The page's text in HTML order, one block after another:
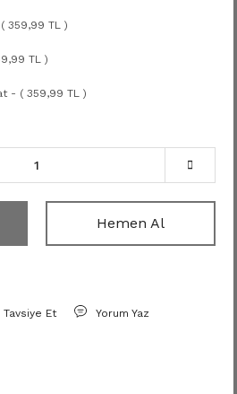
359,99 TL )
TL )
- ( 359,99 TL )
Hemen Al
Tavsiye Et Yorum Yaz